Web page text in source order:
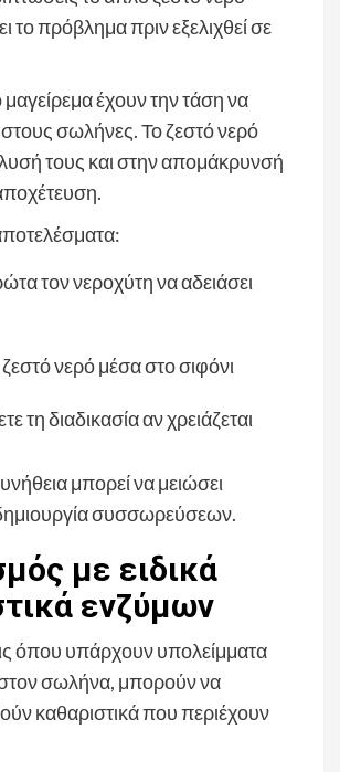
το πρόβλημα πριν εξελιχθεί σε
έχουν την τάση να
σωλήνες. Το ζεστό νερό
τους και στην απομάκρυνσή
τον νεροχύτη να αδειάσει
ζεστό νερό μέσα στο σιφόνι
τη διαδικασία αν χρειάζεται
μπορεί να μειώσει
συσσωρεύσεων.
με ειδικά
ενζύμων
όπου υπάρχουν υπολείμματα
σωλήνα, μπορούν να
καθαριστικά που περιέχουν